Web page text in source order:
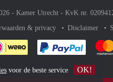
- Kamer Utrecht - KvK nr.
& privacy
Disclaimer
Je
voor de beste service OK!